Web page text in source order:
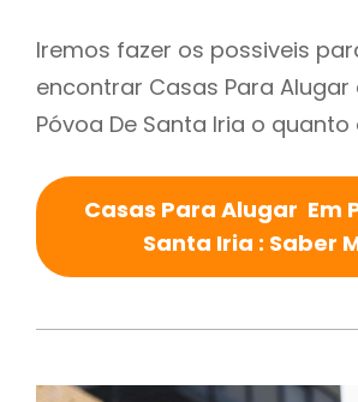
Iremos fazer os possiveis
encontrar Casas Para Alugar
Póvoa De Santa Iria o quanto
Casas Para Alugar Em
Santa Iria : Saber